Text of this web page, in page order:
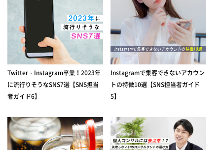
Twitter・Instagram卒業！2023年
に流行りそうなSNS7選【SNS担当
者ガイド6】
Instagramで集客できないアカウン
トの特徴10選【SNS担当者ガイド
5】